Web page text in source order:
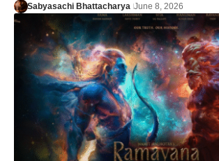
Sabyasachi Bhattacharya June 8, 2026